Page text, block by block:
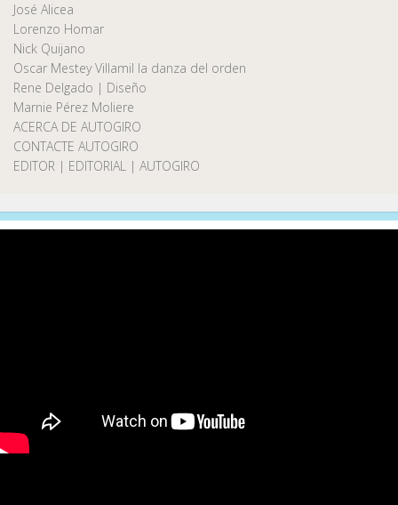
José Alicea
Lorenzo Homar
Nick Quijano
Oscar Mestey Villamil la danza del orden
Rene Delgado | Diseño
Marnie Pérez Moliere
ACERCA DE AUTOGIRO
CONTACTE AUTOGIRO
EDITOR | EDITORIAL | AUTOGIRO